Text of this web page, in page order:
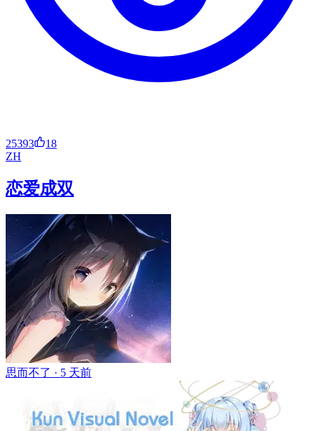
25393
18
ZH
恋爱成双
思而不了 · 5 天前